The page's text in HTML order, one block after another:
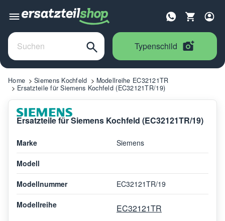
Typenschild
Home Siemens Kochfeld
Modellreihe EC32121TR
Ersatzteile für Siemens Kochfeld (EC32121TR/19)
Ersatzteile für Siemens Kochfeld (EC32121TR/19)
Marke Siemens
Modell
Modellnummer EC32121TR/19
Modellreihe EC32121TR